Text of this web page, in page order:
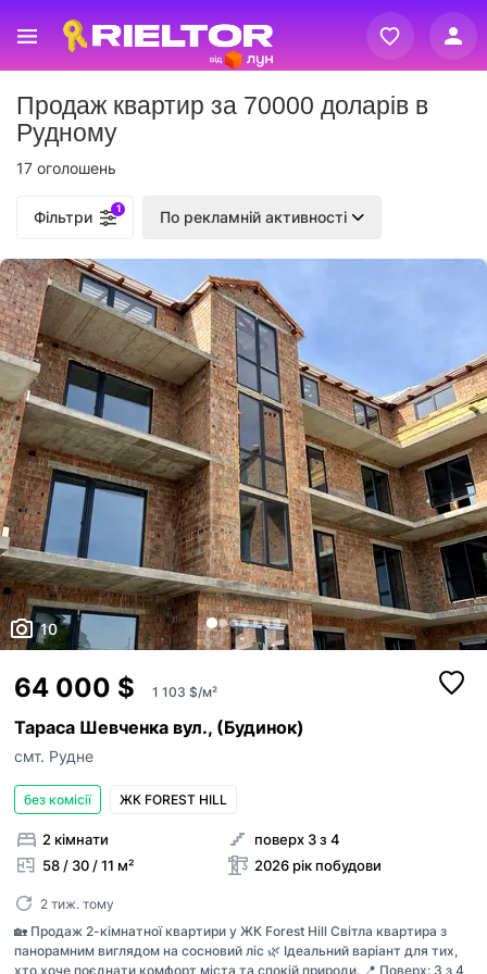
Реєстрація
Вхід
Продаж квартир за 70000 доларів в
Рудному
17 оголошень
Фільтри 1 По рекламній активності
10
64 000 $ 1 103 $/м²
Тараса Шевченка вул., (Будинок)
смт. Рудне
без комісії ЖК FOREST HILL
2 кімнати
58 / 30 / 11 м²
поверх 3 з 4
2026 рік побудови
2 тиж. тому
🏡 Продаж 2-кімнатної квартири у ЖК Forest Hill Світла квартира з
панорамним виглядом на сосновий ліс 🌿 Ідеальний варіант для тих,
хто хоче поєднати комфорт міста та спокій природи. 📍 Поверх: 3 з 4